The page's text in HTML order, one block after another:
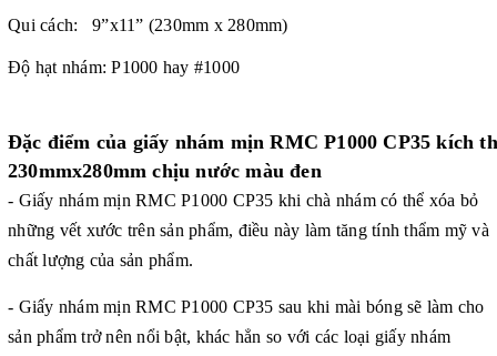
Qui cách: 9”x11” (230mm x 280mm)
Độ hạt nhám: P1000 hay #1000
Đặc điểm của giấy nhám mịn RMC P1000 CP35 kích
230mmx280mm chịu nước màu đen
- Giấy nhám mịn RMC P1000 CP35 khi chà nhám có thể xóa bỏ
những vết xước trên sản phẩm, điều này làm tăng tính thẩm mỹ và
chất lượng của sản phẩm.
- Giấy nhám mịn RMC P1000 CP35 sau khi mài bóng sẽ làm cho
sản phẩm trở nên nổi bật, khác hẳn so với các loại giấy nhám